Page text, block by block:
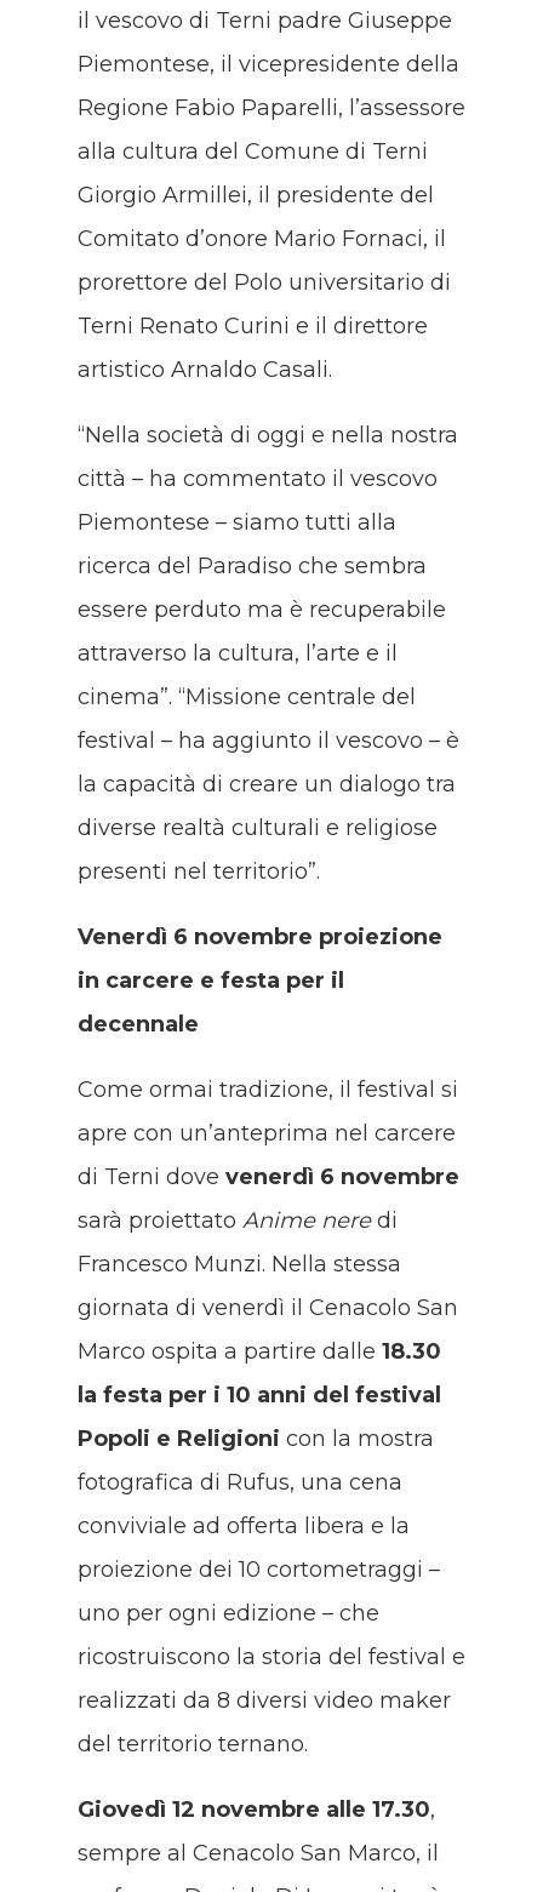
il vescovo di Terni padre Giuseppe
Piemontese, il vicepresidente della
Regione Fabio Paparelli, l’assessore
alla cultura del Comune di Terni
Giorgio Armillei, il presidente del
Comitato d’onore Mario Fornaci, il
prorettore del Polo universitario di
Terni Renato Curini e il direttore
artistico Arnaldo Casali.
“Nella società di oggi e nella nostra
città – ha commentato il vescovo
Piemontese – siamo tutti alla
ricerca del Paradiso che sembra
essere perduto ma è recuperabile
attraverso la cultura, l’arte e il
cinema”. “Missione centrale del
festival – ha aggiunto il vescovo – è
la capacità di creare un dialogo tra
diverse realtà culturali e religiose
presenti nel territorio”.
Venerdì 6 novembre proiezione
in carcere e festa per il
decennale
Come ormai tradizione, il festival si
apre con un’anteprima nel carcere
di Terni dove venerdì 6 novembre
sarà proiettato Anime neredi
Francesco Munzi. Nella stessa
giornata di venerdì il Cenacolo San
Marco ospita a partire dalle 18.30
la festa per i 10 anni del festival
Popoli e Religioni con la mostra
fotografica di Rufus, una cena
conviviale ad offerta libera e la
proiezione dei 10 cortometraggi –
uno per ogni edizione – che
ricostruiscono la storia del festival e
realizzati da 8 diversi video maker
del territorio ternano.
Giovedì 12 novembre alle 17.30,
sempre al Cenacolo San Marco, il